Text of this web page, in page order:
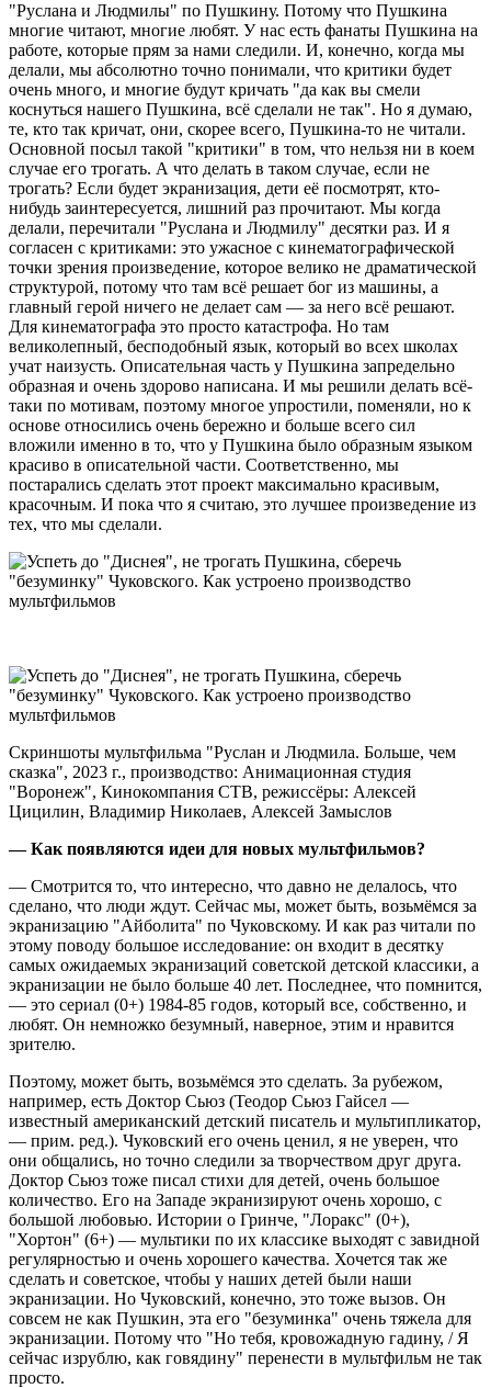
"Руслана и Людмилы" по Пушкину. Потому что Пушкина
многие читают, многие любят. У нас есть фанаты Пушкина на
работе, которые прям за нами следили. И, конечно, когда мы
делали, мы абсолютно точно понимали, что критики будет
очень много, и многие будут кричать "да как вы смели
коснуться нашего Пушкина, всё сделали не так". Но я думаю,
те, кто так кричат, они, скорее всего, Пушкина-то не читали.
Основной посыл такой "критики" в том, что нельзя ни в коем
случае его трогать. А что делать в таком случае, если не
трогать? Если будет экранизация, дети её посмотрят, кто-
нибудь заинтересуется, лишний раз прочитают. Мы когда
делали, перечитали "Руслана и Людмилу" десятки раз. И я
согласен с критиками: это ужасное с кинематографической
точки зрения произведение, которое велико не драматической
структурой, потому что там всё решает бог из машины, а
главный герой ничего не делает сам — за него всё решают.
Для кинематографа это просто катастрофа. Но там
великолепный, бесподобный язык, который во всех школах
учат наизусть. Описательная часть у Пушкина запредельно
образная и очень здорово написана. И мы решили делать всё-
таки по мотивам, поэтому многое упростили, поменяли, но к
основе относились очень бережно и больше всего сил
вложили именно в то, что у Пушкина было образным языком
красиво в описательной части. Соответственно, мы
постарались сделать этот проект максимально красивым,
красочным. И пока что я считаю, это лучшее произведение из
тех, что мы сделали.
Скриншоты мультфильма "Руслан и Людмила. Больше, чем
сказка", 2023 г., производство: Анимационная студия
"Воронеж", Кинокомпания CTB, режиссёры: Алексей
Цицилин, Владимир Николаев, Алексей Замыслов
— Как появляются идеи для новых мультфильмов?
— Смотрится то, что интересно, что давно не делалось, что
сделано, что люди ждут. Сейчас мы, может быть, возьмёмся за
экранизацию "Айболита" по Чуковскому. И как раз читали по
этому поводу большое исследование: он входит в десятку
самых ожидаемых экранизаций советской детской классики, а
экранизации не было больше 40 лет. Последнее, что помнится,
— это сериал (0+) 1984-85 годов, который все, собственно, и
любят. Он немножко безумный, наверное, этим и нравится
зрителю.
Поэтому, может быть, возьмёмся это сделать. За рубежом,
например, есть Доктор Сьюз (Теодор Сьюз Гайсел —
известный американский детский писатель и мультипликатор,
— прим. ред.). Чуковский его очень ценил, я не уверен, что
они общались, но точно следили за творчеством друг друга.
Доктор Сьюз тоже писал стихи для детей, очень большое
количество. Его на Западе экранизируют очень хорошо, с
большой любовью. Истории о Гринче, "Лоракс" (0+),
"Хортон" (6+) — мультики по их классике выходят с завидной
регулярностью и очень хорошего качества. Хочется так же
сделать и советское, чтобы у наших детей были наши
экранизации. Но Чуковский, конечно, это тоже вызов. Он
совсем не как Пушкин, эта его "безуминка" очень тяжела для
экранизации. Потому что "Но тебя, кровожадную гадину, / Я
сейчас изрублю, как говядину" перенести в мультфильм не так
просто.